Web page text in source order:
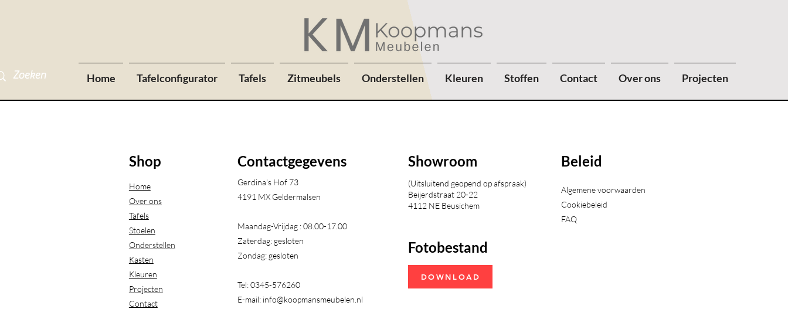
Home Tafelconfigurator Tafels Zitmeubels Onderstellen Kleuren Stoffen Contact Over ons Projecten
Shop
Home
Over ons
Tafels
Stoelen
Onderstellen
Kasten
Kleuren
Projecten
Contact
Contactgegevens
Gerdina's Hof 73
4191 MX Geldermalsen​
Maandag-Vrijdag : 08.00-17.00
Zaterdag: gesloten
Zondag: gesloten
Tel: 0345-576260
E-mail: info@koopmansmeubelen.nl
Showroom
(Uitsluitend geopend op afspraak)
Beijerdstraat 20-22
4112 NE Beusichem
Fotobestand
DOWNLOAD
Beleid
Algemene voorwaarden
Cookiebeleid
FAQ